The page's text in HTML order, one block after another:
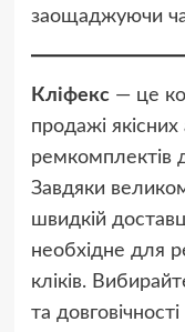
заощаджуючи
Кліфекс— це
продажі якісних
ремкомплектів
Завдяки
швидкій
необхідне для
кліків.
та